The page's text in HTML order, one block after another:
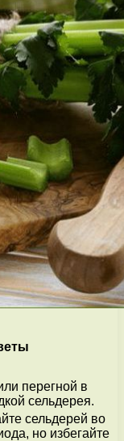
перегной в
сельдерея.
сельдерей во
но избегайте